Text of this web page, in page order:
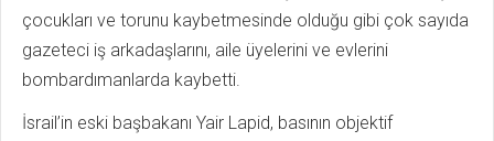
çocukları ve torunu kaybetmesinde olduğu gibi çok sayıda
gazeteci iş arkadaşlarını, aile üyelerini ve evlerini
bombardımanlarda kaybetti.
İsrail’in eski başbakanı Yair Lapid, basının objektif